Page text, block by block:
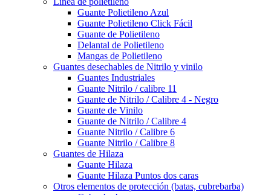
Guante Polietileno Azul
Guante Polietileno Click Fácil
Guante de Polietileno
Delantal de Polietileno
Mangas de Polietileno
Guantes desechables de Nitrilo y vinilo
Guantes Industriales
Guante Nitrilo / calibre 11
Guante de Nitrilo / Calibre 4 - Negro
Guante de Vinilo
Guante de Nitrilo / Calibre 4
Guante Nitrilo / Calibre 6
Guante Nitrilo / Calibre 8
Guantes de Hilaza
Guante Hilaza
Guante Hilaza Puntos dos caras
Otros elementos de protección (batas, cubrebarba)